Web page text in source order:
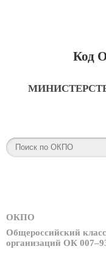
Код
ОКПО
Общероссийский
организаций ОК